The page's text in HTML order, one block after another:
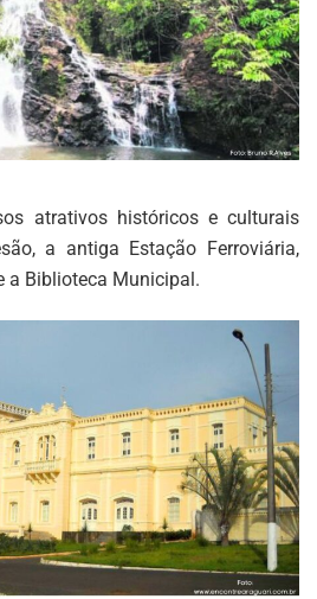
atrativos históricos e culturais
a antiga Estação Ferroviária,
a Biblioteca Municipal.